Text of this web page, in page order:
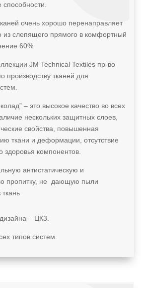
очень хорошо перенаправляет
из слепящего прямого в комфортный
60%
JM Technical Textiles пр-во
производству тканей для
– это высокое качество во всех
нескольких защитных слоев,
свойства, повышенная
ткани и деформации, отсутствие
компонентов.
антистатическую и
пропитку, не дающую пыли
ткань
– ЦК3.
типов систем.